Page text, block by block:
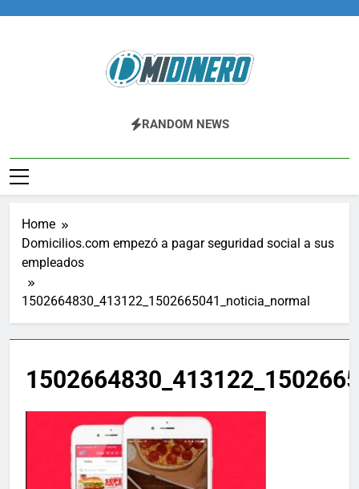
Midinero.co
Fintech, Criptomonedas
RANDOM NEWS
Home
Domicilios.com empezó a pagar seguridad social a sus
empleados
1502664830_413122_1502665041_noticia_normal